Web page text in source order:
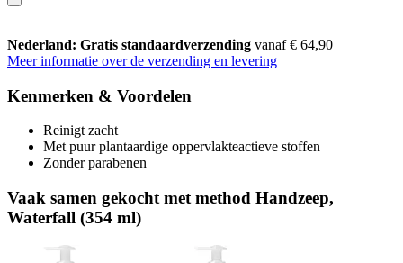
Nederland: Gratis standaardverzending vanaf € 64,90
Meer informatie over de verzending en levering
Kenmerken & Voordelen
Reinigt zacht
Met puur plantaardige oppervlakteactieve stoffen
Zonder parabenen
Vaak samen gekocht met method Handzeep,
Waterfall (354 ml)